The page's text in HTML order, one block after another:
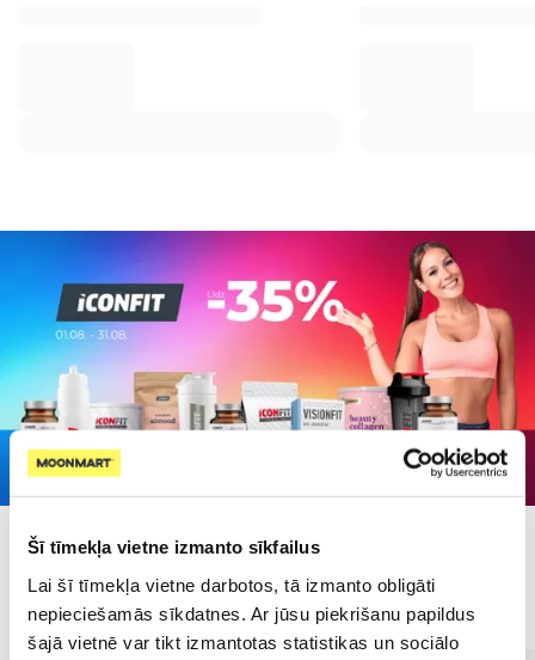
Šī tīmekļa vietne izmanto sīkfailus
Lai šī tīmekļa vietne darbotos, tā izmanto obligāti
nepieciešamās sīkdatnes. Ar jūsu piekrišanu papildus
šajā vietnē var tikt izmantotas statistikas un sociālo
Populārākie kategorijā